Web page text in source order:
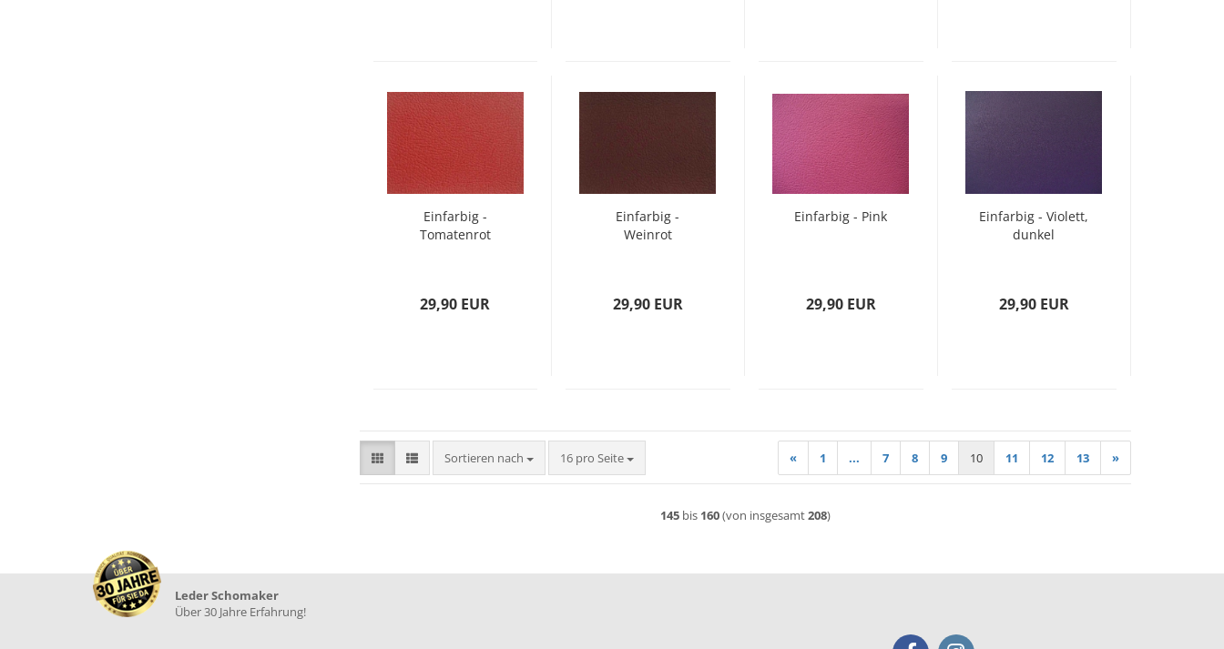
Einfarbig -
Tomatenrot
29,90 EUR
Einfarbig -
Weinrot
29,90 EUR
Einfarbig - Pink
29,90 EUR
Einfarbig - Violett,
dunkel
29,90 EUR
Sortieren nach
Sortieren nach 16 pro Seite
pro Seite « 1 ... 7 8 9 10 11 12 13 »
145bis 160(von insgesamt208)
Leder Schomaker
Über 30 Jahre Erfahrung!